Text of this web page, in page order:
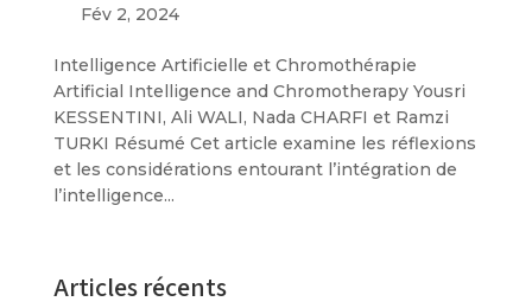
Fév 2, 2024
Intelligence Artificielle et Chromothérapie
Artificial Intelligence and Chromotherapy Yousri
KESSENTINI, Ali WALI, Nada CHARFI et Ramzi
TURKI Résumé Cet article examine les réflexions
et les considérations entourant l’intégration de
l’intelligence...
Articles récents